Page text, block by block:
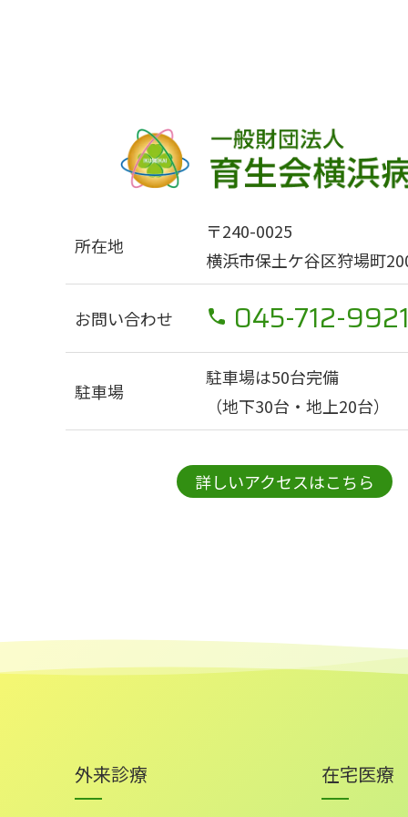
所在地
〒240-0025
横浜市保土ケ谷区狩場町
お問い合わせ 045-712-
駐車場
駐車場は50台完備
（地下30台・地上20台）
詳しいアクセスはこちら
外来診療 在宅医療